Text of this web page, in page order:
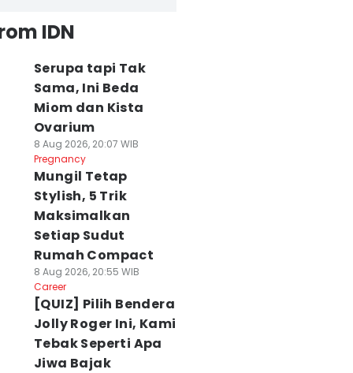
IDN
Serupa tapi Tak
Sama, Ini Beda
Miom dan Kista
Ovarium
8 Aug 2026, 20:07 WIB
Pregnancy
Mungil Tetap
Stylish, 5 Trik
Maksimalkan
Setiap Sudut
Rumah Compact
8 Aug 2026, 20:55 WIB
Career
[QUIZ] Pilih Bendera
Jolly Roger Ini, Kami
Tebak Seperti Apa
Jiwa Bajak